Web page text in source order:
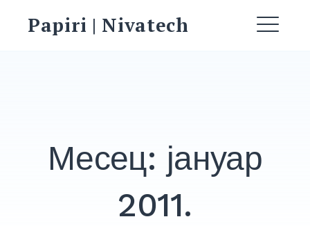
Papiri | Nivatech
Месец: јануар
2011.